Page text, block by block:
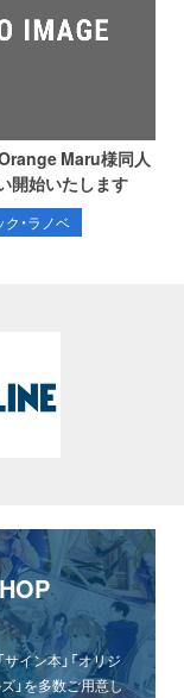
Orange Maru様同人
開始いたします
・ラノベ
イン本」「オリジ
」を多数ご用意し